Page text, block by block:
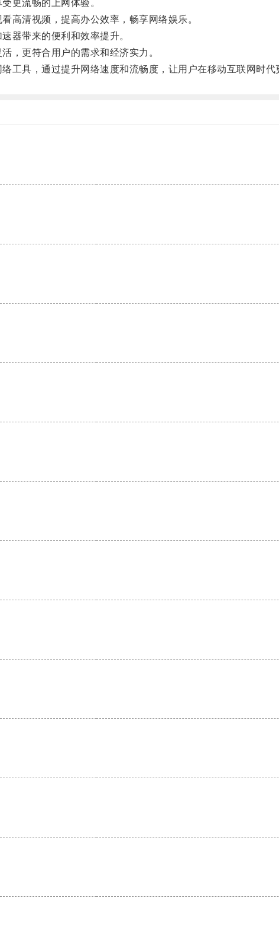
更流畅的上网体验。
清视频，提高办公效率，畅享网络娱乐。
带来的便利和效率提升。
更符合用户的需求和经济实力。
具，通过提升网络速度和流畅度，让用户在移动互联网时代